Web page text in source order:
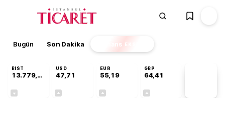
Bugün Son Dakika Finans EKSTRA
BIST
13.779,39
USD
47,71
EUR
55,19
GBP
64,41